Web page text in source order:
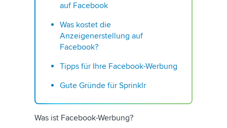
auf Facebook
Was kostet die
Anzeigenerstellung auf
Facebook?
Tipps für Ihre Facebook-Werbung
Gute Gründe für Sprinklr
Was ist Facebook-Werbung?